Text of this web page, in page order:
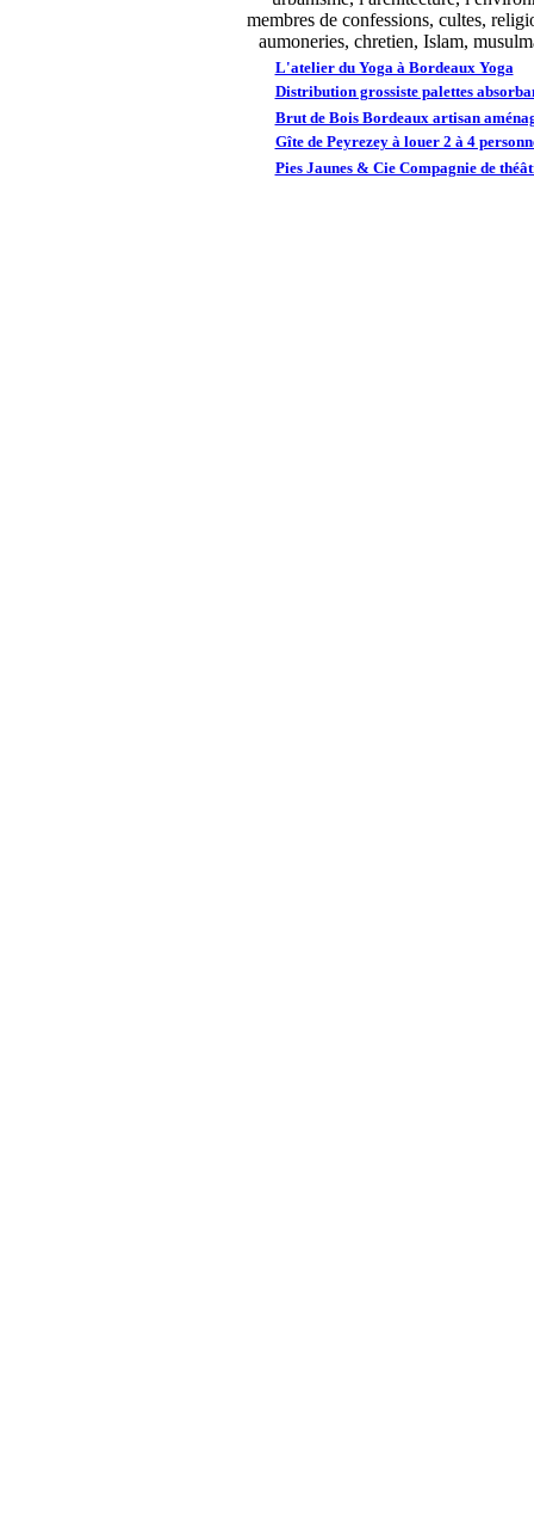
membres de confessions, cultes,
aumoneries, chretien, Islam,
L'atelier du Yoga à Bordeaux Yoga
Distribution grossiste palettes
Brut de Bois Bordeaux artisan
Gîte de Peyrezey à louer 2 à 4
Pies Jaunes & Cie Compagnie de